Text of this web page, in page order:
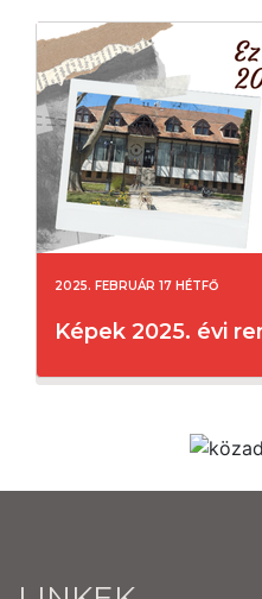
2025. FEBRUÁR 17 HÉTFŐ
Képek 2025. évi